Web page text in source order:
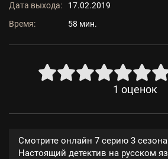
Дата выхода:
17.02.2019
Время:
58 мин.
1 оценок
Смотрите онлайн 7 серию 3
Настоящий детектив на русском